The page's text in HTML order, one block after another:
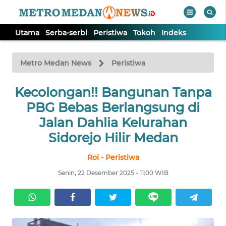
Utama Serba-serbi Peristiwa Tokoh Indeks
Metro Medan News Peristiwa
Kecolongan!! Bangunan Tanpa
PBG Bebas Berlangsung di
Jalan Dahlia Kelurahan
Sidorejo Hilir Medan
Roi - Peristiwa
Senin, 22 Desember 2025 - 11:00 WIB
TV
Tutup
UTAMA
TOKOH